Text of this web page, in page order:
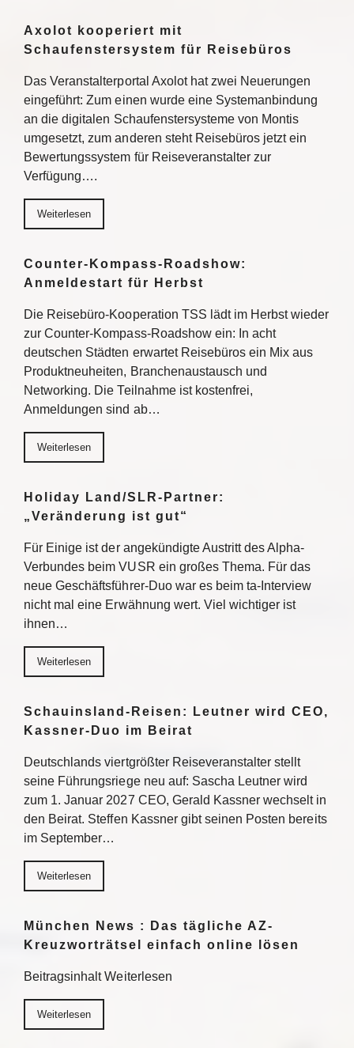
Axolot kooperiert mit
Schaufenstersystem für Reisebüros
Das Veranstalterportal Axolot hat zwei Neuerungen
eingeführt: Zum einen wurde eine Systemanbindung
an die digitalen Schaufenstersysteme von Montis
umgesetzt, zum anderen steht Reisebüros jetzt ein
Bewertungssystem für Reiseveranstalter zur
Verfügung….
Weiterlesen
Counter-Kompass-Roadshow:
Anmeldestart für Herbst
Die Reisebüro-Kooperation TSS lädt im Herbst wieder
zur Counter-Kompass-Roadshow ein: In acht
deutschen Städten erwartet Reisebüros ein Mix aus
Produktneuheiten, Branchenaustausch und
Networking. Die Teilnahme ist kostenfrei,
Anmeldungen sind ab…
Weiterlesen
Holiday Land/SLR-Partner:
„Veränderung ist gut“
Für Einige ist der angekündigte Austritt des Alpha-
Verbundes beim VUSR ein großes Thema. Für das
neue Geschäftsführer-Duo war es beim ta-Interview
nicht mal eine Erwähnung wert. Viel wichtiger ist
ihnen…
Weiterlesen
Schauinsland-Reisen: Leutner wird CEO,
Kassner-Duo im Beirat
Deutschlands viertgrößter Reiseveranstalter stellt
seine Führungsriege neu auf: Sascha Leutner wird
zum 1. Januar 2027 CEO, Gerald Kassner wechselt in
den Beirat. Steffen Kassner gibt seinen Posten bereits
im September…
Weiterlesen
München News : Das tägliche AZ-
Kreuzworträtsel einfach online lösen
Beitragsinhalt Weiterlesen
Weiterlesen